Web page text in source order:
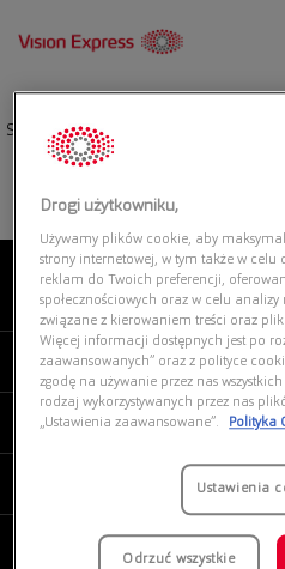
Strona główna|
O NAS
MOJE VISION EXPRESS
PRODUKTY I USŁUGI
Drogi użytkowniku,
Używamy plików cookie, aby
strony internetowej, w tym także w celu
reklam do Twoich preferencji,
społecznościowych oraz w celu
związane z kierowaniem treści oraz
Więcej informacji dostępnych jest po
zaawansowanych” oraz z polityce
zgodę na używanie przez nas
rodzaj wykorzystywanych przez nas
„Ustawienia zaawansowane”.
Polityka
Ustawienia
Odrzuć wszystkie